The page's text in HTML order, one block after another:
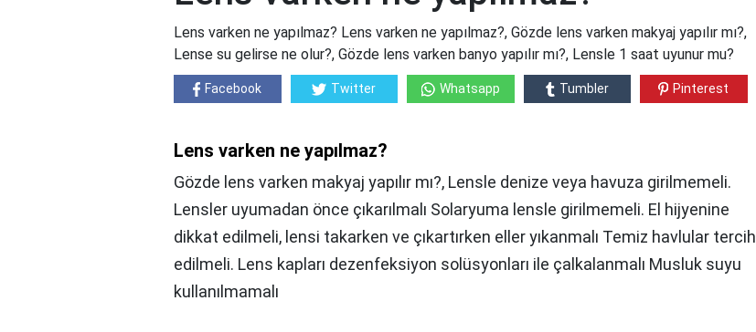
Lens varken ne yapılmaz? Lens varken ne yapılmaz?, Gözde lens varken makyaj yapılır mı?,
Lense su gelirse ne olur?, Gözde lens varken banyo yapılır mı?, Lensle 1 saat uyunur mu?
Facebook Twitter Whatsapp Tumbler Pinterest
Lens varken ne yapılmaz?
Gözde lens varken makyaj yapılır mı?, Lensle denize veya havuza girilmemeli.
Lensler uyumadan önce çıkarılmalı Solaryuma lensle girilmemeli. El hijyenine
dikkat edilmeli, lensi takarken ve çıkartırken eller yıkanmalı Temiz havlular tercih
edilmeli. Lens kapları dezenfeksiyon solüsyonları ile çalkalanmalı Musluk suyu
kullanılmamalı